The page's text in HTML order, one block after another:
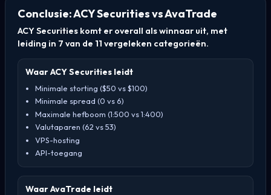
Conclusie: ACY Securities vs AvaTrade
ACY Securities komt er overall als winnaar uit, met
leiding in 7 van de 11 vergeleken categorieën.
Waar ACY Securities leidt
Minimale storting ($50 vs $100)
Minimale spread (0 vs 6)
Maximale hefboom (1:500 vs 1:400)
Valutaparen (62 vs 53)
VPS-hosting
API-toegang
Waar AvaTrade leidt